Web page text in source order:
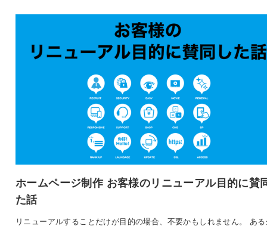
ホームページ制作 お客様のリニューアル目的に賛
た話
リニューアルすることだけが目的の場合、不要かもしれません。 あ